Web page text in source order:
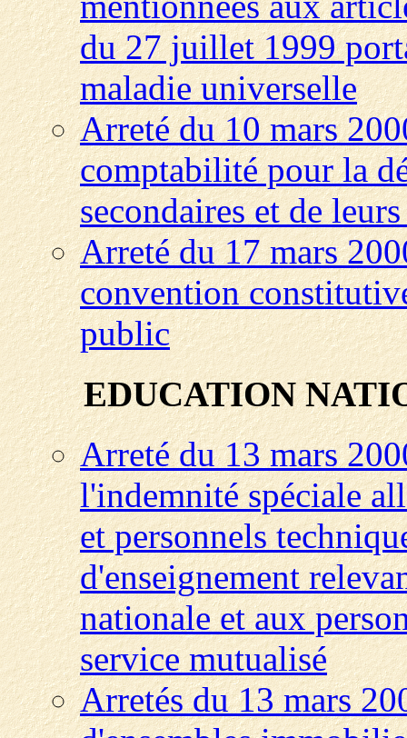
du 27 juillet 1999
maladie universelle
Arreté du 10 mars
comptabilité pour la
secondaires et de
Arreté du 17 mars
convention
public
EDUCATION
Arreté du 13 mars
l'indemnité spéciale
et personnels
d'enseignement
nationale et aux
service mutualisé
Arretés du 13 mars